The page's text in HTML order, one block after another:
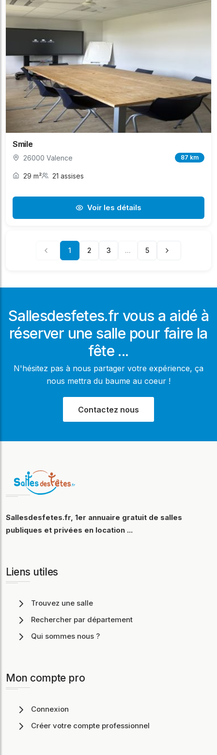
Smile
26000 Valence 87 km
29 m² 21 assises
Voir les détails
1 2 3 ... 5
Sallesdesfetes.fr vous a aidé à
réserver une salle pour faire la
fête ...
N'hésitez pas à nous partager votre expérience, ça
nous mettra du baume au coeur !
Contactez nous
Sallesdesfetes.fr, 1er annuaire gratuit de salles
publiques et privées en location ...
Liens utiles
Trouvez une salle
Rechercher par département
Qui sommes nous ?
Mon compte pro
Connexion
Créer votre compte professionnel